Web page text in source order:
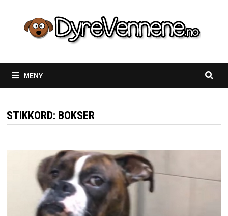
innhold
MENY
STIKKORD: BOKSER